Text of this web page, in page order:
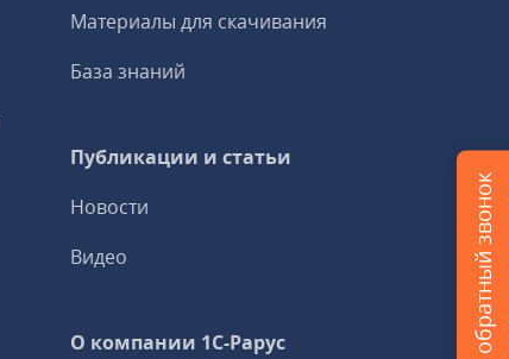
Материалы для скачивания
База знаний
Публикации и статьи
Новости
Видео
О компании 1C-Рарус